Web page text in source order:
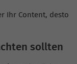
Ihr Content, desto
sollten